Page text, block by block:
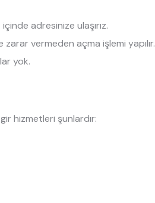
adresinize ulaşırız.
zarar vermeden açma işlemi yapılır.
yok.
hizmetleri şunlardır: